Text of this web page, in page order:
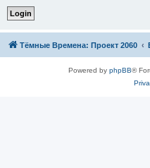
Тёмные Времена: Проект 2060
Powered by phpBB®